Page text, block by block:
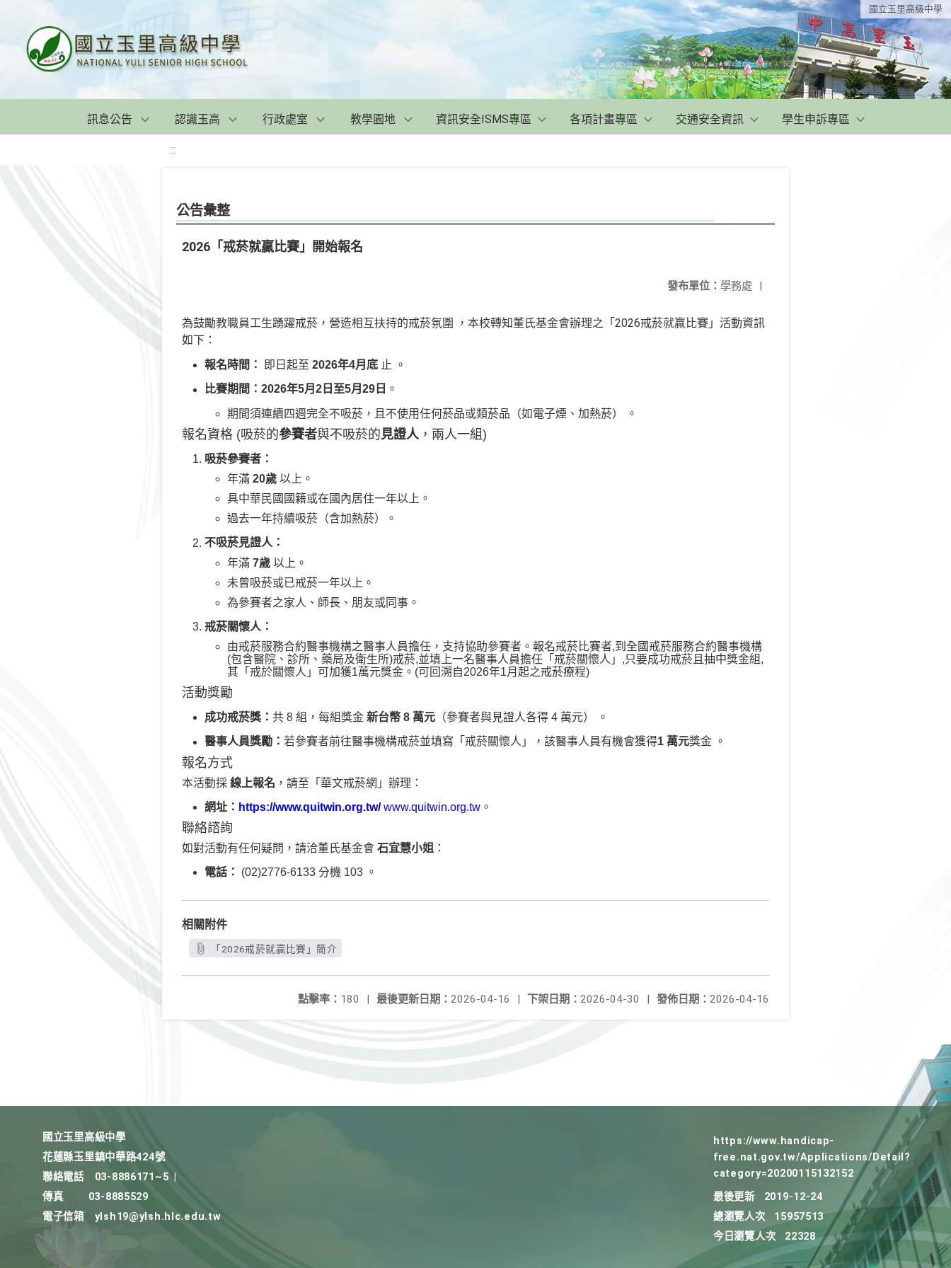
國立玉里高級中學
訊息公告 認識玉高 行政處室 教學園地 資訊安全ISMS專區 各項計畫專區 交通安全資訊 學生申訴專區
:::
公告彙整
2026「戒菸就贏比賽」開始報名
發布單位： 學務處 |
為鼓勵教職員工生踴躍戒菸，營造相互扶持的戒菸氛圍
，本校轉知董氏基金會辦理之「2026戒菸就贏比賽」活動資訊
如下：
報名時間： 即日起至 2026年4月底 止 。
比賽期間： 2026年5月2日至5月29日 。
期間須連續四週完全不吸菸，且不使用任何菸品或類菸品（如電子煙、加熱菸） 。
報名資格 (吸菸的參賽者與不吸菸的 見證人 ，兩人一組)
吸菸參賽者：
年滿 20歲 以上。
具中華民國國籍或在國內居住一年以上。
過去一年持續吸菸（含加熱菸）。
不吸菸見證人：
年滿 7歲 以上。
未曾吸菸或已戒菸一年以上。
為參賽者之家人、師長、朋友或同事。
戒菸關懷人：
由戒菸服務合約醫事機構之醫事人員擔任，支持協助參賽者。報名戒菸比賽者,到全國戒菸服務合約醫事機構
(包含醫院、診所、藥局及衛生所)戒菸,並填上一名醫事人員擔任「戒菸關懷人」,只要成功戒菸且抽中獎金組,
其「戒於關懷人」可加獲1萬元獎金。(可回溯自2026年1月起之戒菸療程)
活動獎勵
成功戒菸獎： 共 8 組，每組獎金 新台幣 8 萬元 （參賽者與見證人各得 4 萬元） 。
醫事人員獎勵： 若參賽者前往醫事機構戒菸並填寫「戒菸關懷人」，該醫事人員有機會獲得1 萬元獎金 。
報名方式
本活動採 線上報名 ，請至「華文戒菸網」辦理：
網址： https://www.quitwin.org.tw/ www.quitwin.org.tw 。
聯絡諮詢
如對活動有任何疑問，請洽董氏基金會 石宜慧小姐 ：
電話： (02)2776-6133 分機 103 。
相關附件
「2026戒菸就贏比賽」簡介
發佈日期： 2026-04-16
下架日期： 2026-04-30 |
最後更新日期： 2026-04-16 |
點擊率： 180 |
國立玉里高級中學
花蓮縣玉里鎮中華路424號
聯絡電話
03-8886171~5
傳真
03-8885529
電子信箱
ylsh19@ylsh.hlc.edu.tw
https://www.handicap-
free.nat.gov.tw/Applications/Detail?
category=20200115132152
最後更新
2019-12-24
總瀏覽人次
15957513
今日瀏覽人次
22328